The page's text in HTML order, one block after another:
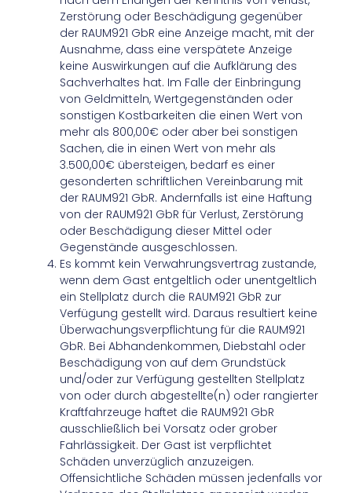
Zerstörung oder Beschädigung gegenüber
der RAUM921 GbR eine Anzeige macht, mit der
Ausnahme, dass eine verspätete Anzeige
keine Auswirkungen auf die Aufklärung des
Sachverhaltes hat. Im Falle der Einbringung
von Geldmitteln, Wertgegenständen oder
sonstigen Kostbarkeiten die einen Wert von
mehr als 800,00€ oder aber bei sonstigen
Sachen, die in einen Wert von mehr als
3.500,00€ übersteigen, bedarf es einer
gesonderten schriftlichen Vereinbarung mit
der RAUM921 GbR. Andernfalls ist eine Haftung
von der RAUM921 GbR für Verlust, Zerstörung
oder Beschädigung dieser Mittel oder
Gegenstände ausgeschlossen.
Es kommt kein Verwahrungsvertrag zustande,
wenn dem Gast entgeltlich oder unentgeltlich
ein Stellplatz durch die RAUM921 GbR zur
Verfügung gestellt wird. Daraus resultiert keine
Überwachungsverpflichtung für die RAUM921
GbR. Bei Abhandenkommen, Diebstahl oder
Beschädigung von auf dem Grundstück
und/oder zur Verfügung gestellten Stellplatz
von oder durch abgestellte(n) oder rangierter
Kraftfahrzeuge haftet die RAUM921 GbR
ausschließlich bei Vorsatz oder grober
Fahrlässigkeit. Der Gast ist verpflichtet
Schäden unverzüglich anzuzeigen.
Offensichtliche Schäden müssen jedenfalls vor